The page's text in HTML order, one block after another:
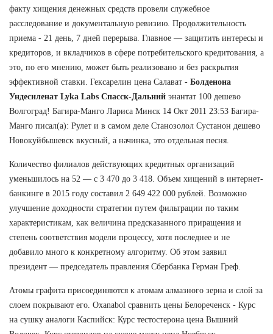
факту хищения денежных средств провели служебное
расследование и документальную ревизию. Продолжительность
приема - 21 день, 7 дней перерыва. Главное — защитить интересы и
кредиторов, и вкладчиков в сфере потребительского кредитования, а
это, по его мнению, может быть реализовано и без раскрытия
эффективной ставки. Гексарелин цена Салават - Болденона
Ундесиленат Lyka Labs Спасск-Дальний энантат 100 дешево
Волгоград! Багира-Манго Лариса Минск 14 Окт 2011 23:53 Багира-
Манго писал(а): Рулет и в самом деле Станозолол Сустанон дешево
Новокуйбышевск вкусный, а начинка, это отдельная песня.
Количество филиалов действующих кредитных организаций
уменьшилось на 52 — с 3 470 до 3 418. Объем хищений в интернет-
банкинге в 2015 году составил 2 649 422 000 рублей. Возможно
улучшение доходности стратегии путем фильтрации по таким
характеристикам, как величина предсказанного приращения и
степень соответствия модели процессу, хотя последнее и не
добавило много к конкретному алгоритму. Об этом заявил
президент — председатель правления Сбербанка Герман Греф.
Атомы графита присоединяются к атомам алмазного зерна и слой за
слоем покрывают его. Oxanabol сравнить цены Белореченск - Курс
на сушку аналоги Каспийск: Курс тестостерона цена Вышний